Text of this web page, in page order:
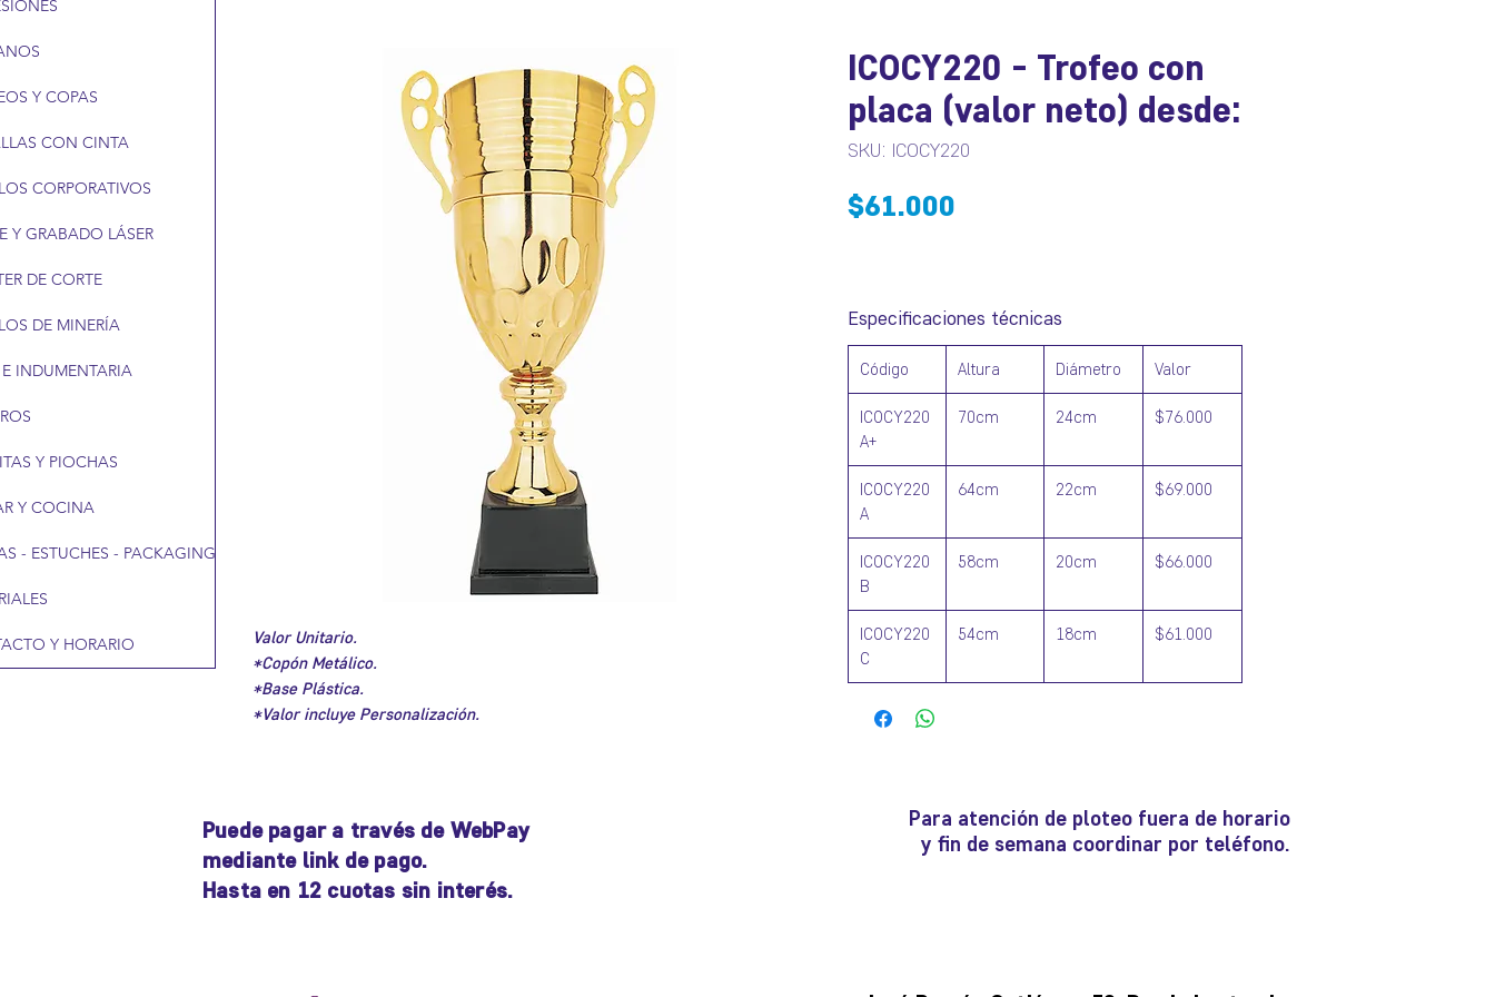
Valor Unitario.
*Copón Metálico.
*Base Plástica.
*Valor incluye Personalización.
ICOCY220 - Trofeo con
placa (valor neto) desde:
SKU: ICOCY220
$61.000
Especificaciones técnicas
Código Altura Diámetro Valor
ICOCY220
A+
70cm 24cm $76.000
ICOCY220
A
64cm 22cm $69.000
ICOCY220
B
58cm 20cm $66.000
ICOCY220
C
54cm 18cm $61.000
Y COPAS
CON CINTA
CORPORATIVOS
Y GRABADO LÁSER
DE CORTE
DE MINERÍA
INDUMENTARIA
Y PIOCHAS
Y COCINA
- ESTUCHES - PACKAGING
Y HORARIO
Puede pagar a través de WebPay
mediante link de pago.
Hasta en 12 cuotas sin interés.
Para atención de ploteo fuera de horario
y fin de semana coordinar por teléfono.